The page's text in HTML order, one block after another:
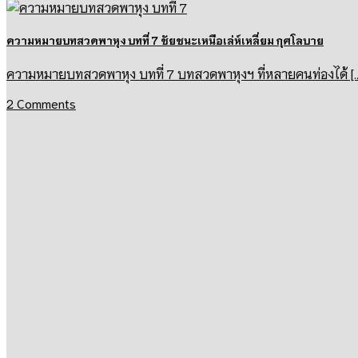
ความหมายบทสวดพาหุง บทที่ 7 ชัยชนะเหนือเล่ห์เหลี่ยม กุศโลบาย
ความหมายบทสวดพาหุง บทที่ 7 บทสวดพาหุงฯ ที่หลายคนท่องได้
2 Comments